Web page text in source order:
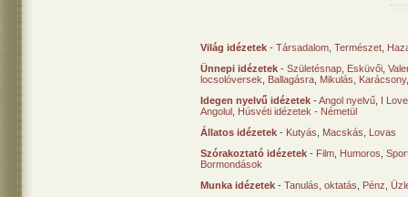
Világ idézetek - Társadalom Természet
Ünnepi idézetek - Születésnap Esküvői
locsolóversek
Ballagásra Mikulás Karácsony
Idegen nyelvű idézetek -Angol nyelvű I
Angolul Húsvéti idézetek - Németül
Állatos idézetek - Kutyás Macskás
Lovas
Szórakoztató idézetek - Film Humoros
Bormondások
Munka idézetek - Tanulás, oktatás Pénz